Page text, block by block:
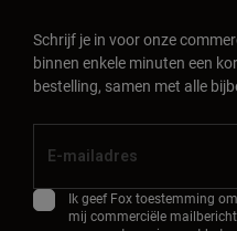
Schrijf je in voor onze
binnen enkele minuten een
bestelling, samen met alle
Ik geef Fox toestemming
mij commerciële